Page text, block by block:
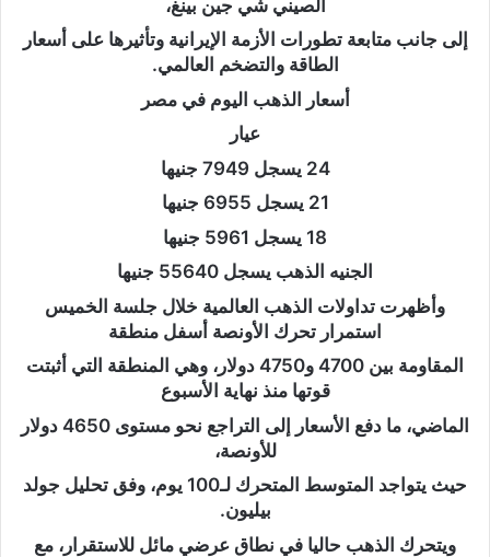
الصيني شي جين بينغ،
إلى جانب متابعة تطورات الأزمة الإيرانية وتأثيرها على أسعار
الطاقة والتضخم العالمي.
أسعار الذهب اليوم في مصر
عيار
24 يسجل 7949 جنيها
21 يسجل 6955 جنيها
18 يسجل 5961 جنيها
الجنيه الذهب يسجل 55640 جنيها
وأظهرت تداولات الذهب العالمية خلال جلسة الخميس
استمرار تحرك الأونصة أسفل منطقة
المقاومة بين 4700 و4750 دولار، وهي المنطقة التي أثبتت
قوتها منذ نهاية الأسبوع
الماضي، ما دفع الأسعار إلى التراجع نحو مستوى 4650 دولار
للأونصة،
حيث يتواجد المتوسط المتحرك لـ100 يوم، وفق تحليل جولد
بيليون.
ويتحرك الذهب حاليا في نطاق عرضي مائل للاستقرار، مع